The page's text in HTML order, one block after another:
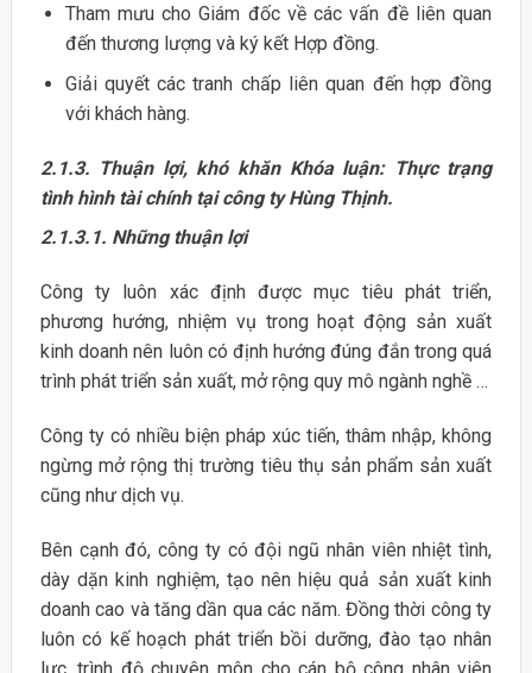
Tham mưu cho Giám đốc về các vấn đề liên quan
đến thương lượng và ký kết Hợp đồng.
Giải quyết các tranh chấp liên quan đến hợp đồng
với khách hàng.
2.1.3. Thuận lợi, khó khăn Khóa luận: Thực trạng
tình hình tài chính tại công ty Hùng Thịnh.
2.1.3.1. Những thuận lợi
Công ty luôn xác định được mục tiêu phát triển,
phương hướng, nhiệm vụ trong hoạt động sản xuất
kinh doanh nên luôn có định hướng đúng đắn trong quá
trình phát triển sản xuất, mở rộng quy mô ngành nghề …
Công ty có nhiều biện pháp xúc tiến, thâm nhập, không
ngừng mở rộng thị trường tiêu thụ sản phẩm sản xuất
cũng như dịch vụ.
Bên cạnh đó, công ty có đội ngũ nhân viên nhiệt tình,
dày dặn kinh nghiệm, tạo nên hiệu quả sản xuất kinh
doanh cao và tăng dần qua các năm. Đồng thời công ty
luôn có kế hoạch phát triển bồi dưỡng, đào tạo nhân
lực, trình độ chuyên môn cho cán bộ công nhân viên